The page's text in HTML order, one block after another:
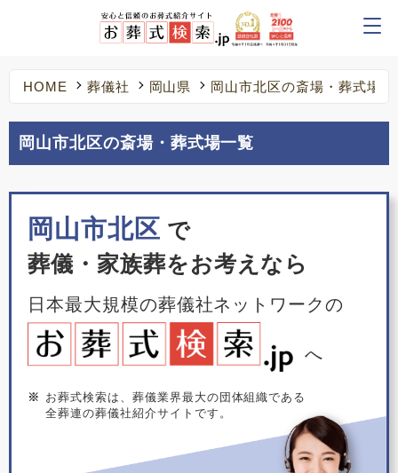
HOME 葬儀社 岡山県 岡山市北区の斎場・葬式場
岡山市北区の斎場・葬式場一覧
岡山市北区 で
葬儀・家族葬をお考えなら
日本最大規模の葬儀社ネットワークの
へ
※
お葬式検索は、葬儀業界最大の団体組織である
全葬連の葬儀社紹介サイトです。